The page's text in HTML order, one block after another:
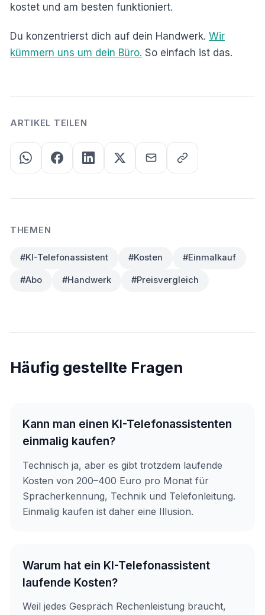
kostet und am besten funktioniert.
Du konzentrierst dich auf dein Handwerk. Wir
kümmern uns um dein Büro. So einfach ist das.
ARTIKEL TEILEN
THEMEN
#KI-Telefonassistent #Kosten #Einmalkauf
#Abo #Handwerk #Preisvergleich
Häufig gestellte Fragen
Kann man einen KI-Telefonassistenten
einmalig kaufen?
Technisch ja, aber es gibt trotzdem laufende
Kosten von 200–400 Euro pro Monat für
Spracherkennung, Technik und Telefonleitung.
Einmalig kaufen ist daher eine Illusion.
Warum hat ein KI-Telefonassistent
laufende Kosten?
Weil jedes Gespräch Rechenleistung braucht,